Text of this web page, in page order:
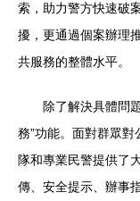
索，助力警方快速破
擾，更通過個案辦理
共服務的整體水平。
除了解決具體問
務”功能。面對群眾
隊和專業民警提供了
傳、安全提示、辦事